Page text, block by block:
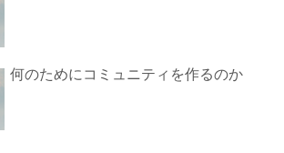
何のためにコミュニティを作るのか